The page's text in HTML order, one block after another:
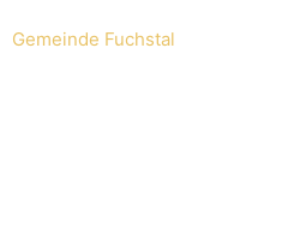
Gemeinde Fuchstal